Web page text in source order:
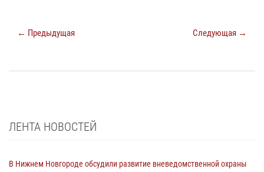
← Предыдущая Следующая →
ЛЕНТА НОВОСТЕЙ
В Нижнем Новгороде обсудили развитие вневедомственной охраны